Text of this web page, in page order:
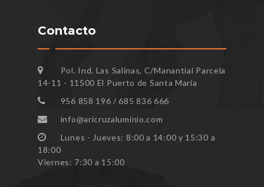
Contacto
Pol. Ind. Las Salinas, C/Manantial Parcela
14-11 - 11500 El Puerto de Santa María
956 858 196 / 685 836 666
info@aricruzaluminio.com
Lunes - Jueves: 8:00 a 14:00 y 15:30 a
18:00
Viernes: 7:30 a 15:00